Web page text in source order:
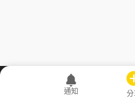
職場透明
通知